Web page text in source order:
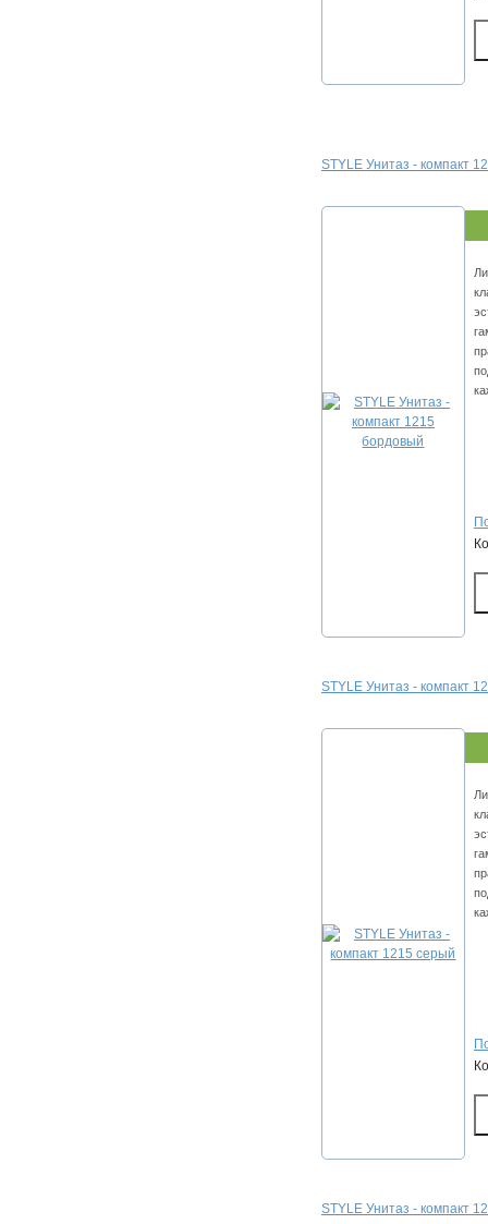
STYLE Унитаз - компакт
STYLE Унитаз - компакт
STYLE Унитаз - компакт